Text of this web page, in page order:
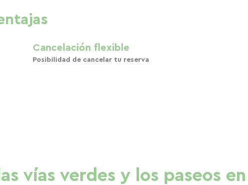
Cancelación flexible
Posibilidad de cancelar tu reserva
vías verdes y los paseos